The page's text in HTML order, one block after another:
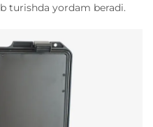
turishda yordam beradi.